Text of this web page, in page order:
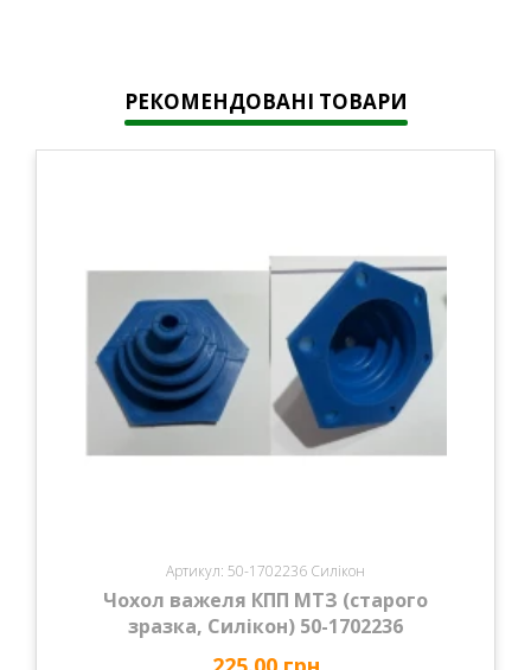
РЕКОМЕНДОВАНІ ТОВАРИ
Артикул: 50-1702236 Силікон
Чохол важеля КПП МТЗ (старого
зразка, Силікон) 50-1702236